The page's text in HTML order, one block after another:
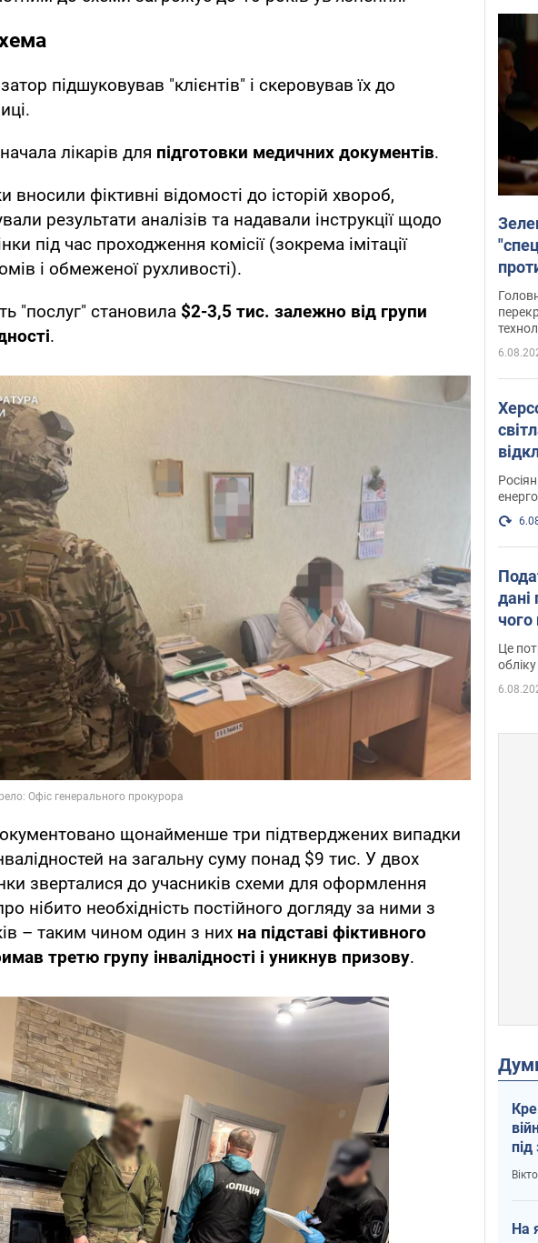
підшуковував "клієнтів" і скеровував їх до
лікарів для підготовки медичних документів.
вносили фіктивні відомості до історій хвороб,
результати аналізів та надавали інструкції щодо
під час проходження комісії (зокрема імітації
і обмеженої рухливості).
"послуг" становила $2-3,5 тис. залежно від групи
.
щонайменше три підтверджених випадки
на загальну суму понад $9 тис. У двох
зверталися до учасників схеми для оформлення
нібито необхідність постійного догляду за ними з
– таким чином один з них на підставі фіктивного
третю групу інвалідності і уникнув призову.
дані
чого
Це
обліку
На